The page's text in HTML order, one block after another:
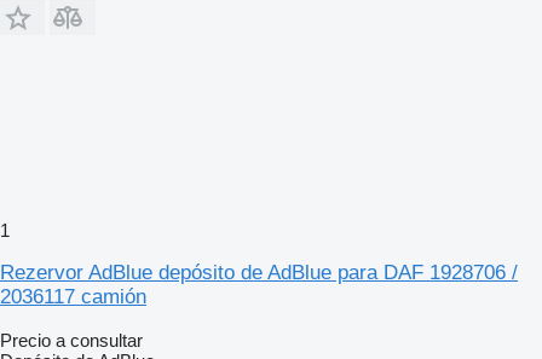
1
Rezervor AdBlue depósito de AdBlue para DAF 1928706 /
2036117 camión
Precio a consultar